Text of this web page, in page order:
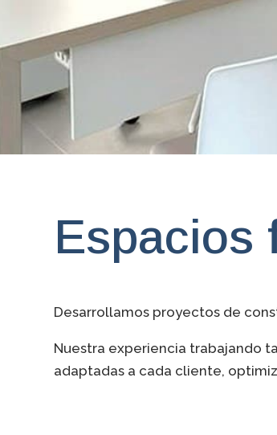
Espacios
Desarrollamos proyectos de
Nuestra experiencia trabajando
adaptadas a cada cliente,